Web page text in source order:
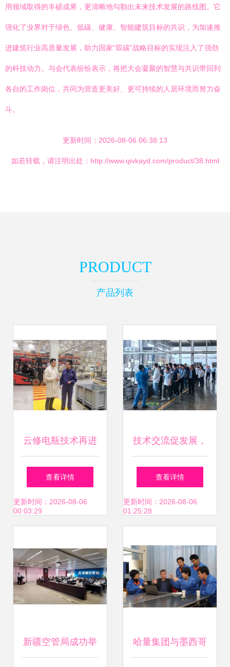
用领域取得的丰硕成果，更清晰地勾勒出未来技术发展的路线图。它
强化了业界对于绿色、低碳、健康、智能建筑目标的共识，为加速推
进建筑行业高质量发展，助力国家“双碳”战略目标的实现注入了强劲
的科技动力。与会代表纷纷表示，将把大会凝聚的智慧与共识带回到
各自的工作岗位，共同为营造更美好、更可持续的人居环境而努力奋
斗。
更新时间：2026-08-06 06:38:13
如若转载，请注明出处：http://www.qivkayd.com/product/38.html
PRODUCT
产品列表
云修电瓶技术再进
化 探秘重庆江森工
厂与前瞻技术交流
查看详情
更新时间：2026-08-06
00:03:29
技术交流促发展，
专家莅临共探新能
源电驱动新篇章
动行业专家一行到
访人本芜湖园区
查看详情
更新时间：2026-08-06
01:25:28
新疆空管局成功举 哈量集团与墨西哥